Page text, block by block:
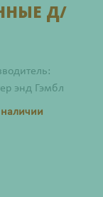
Д/
энд Гэмбл
наличии